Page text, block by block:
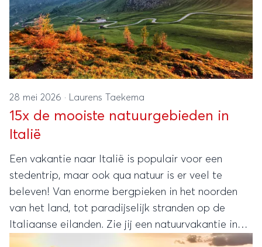
28 mei 2026 · Laurens Taekema
15x de mooiste natuurgebieden in
Italië
Een vakantie naar Italië is populair voor een
stedentrip, maar ook qua natuur is er veel te
beleven! Van enorme bergpieken in het noorden
van het land, tot paradijselijk stranden op de
Italiaanse eilanden. Zie jij een natuurvakantie in
Italië wel zitten? Dan hebben we alvast 15 hele